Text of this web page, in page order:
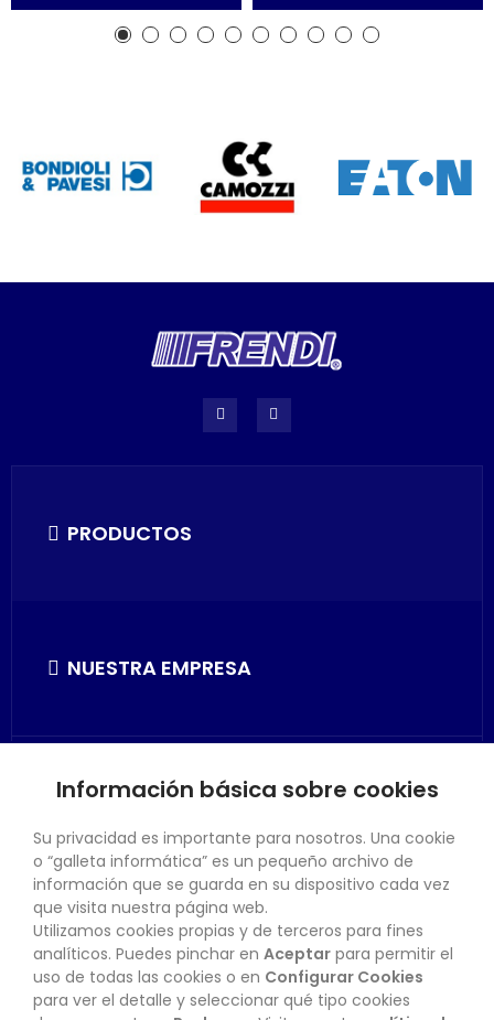
PRODUCTOS
NUESTRA EMPRESA
SU CUENTA
CONTACTO
Información básica sobre cookies
Su privacidad es importante para nosotros. Una cookie
o “galleta informática” es un pequeño archivo de
información que se guarda en su dispositivo cada vez
que visita nuestra página web.
Utilizamos cookies propias y de terceros para fines
analíticos. Puedes pinchar en Aceptar para permitir el
uso de todas las cookies o en Configurar Cookies
para ver el detalle y seleccionar qué tipo cookies